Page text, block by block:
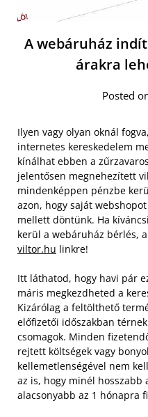
A webáruház
árakra
Posted
Ilyen vagy olyan oknál
internetes kereskedelem
kínálhat ebben a
jelentősen megnehezített
mindenképpen pénzbe
azon, hogy saját
mellett döntünk. Ha
kerül a webáruház bérlés,
viltor.hu linkre!
Itt láthatod, hogy havi pár
máris megkezdheted a
Kizárólag a feltölthető
előfizetői időszakban
csomagok. Minden
rejtett költségek vagy
kellemetlenségével nem
az is, hogy minél hosszabb
alacsonyabb az 1 hónapra